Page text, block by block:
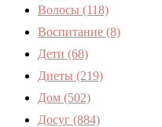
Волосы (118)
Воспитание (8)
Дети (68)
Диеты (219)
Дом (502)
Досуг (884)